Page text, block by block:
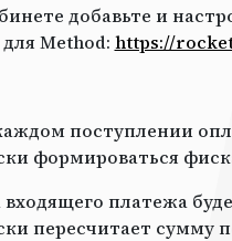
добавьте и
Method: https://
поступлении
формироваться
платежа
пересчитает сумму